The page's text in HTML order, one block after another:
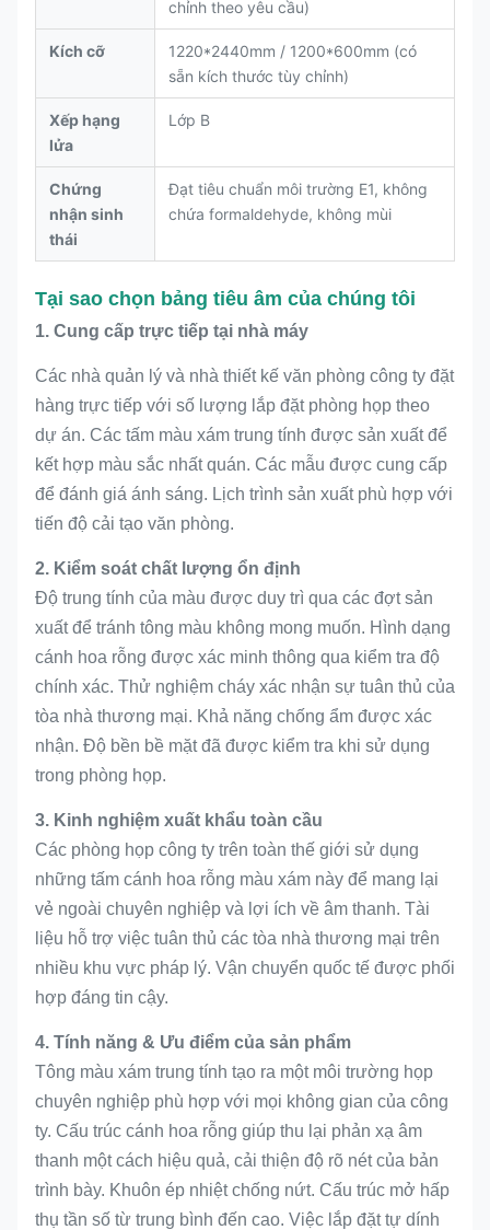
chỉnh theo yêu cầu)
Kích cỡ
1220*2440mm / 1200*600mm (có
sẵn kích thước tùy chỉnh)
Xếp hạng
lửa
Lớp B
Chứng
nhận sinh
thái
Đạt tiêu chuẩn môi trường E1, không
chứa formaldehyde, không mùi
Tại sao chọn bảng tiêu âm của chúng tôi
1. Cung cấp trực tiếp tại nhà máy
Các nhà quản lý và nhà thiết kế văn phòng công ty đặt
hàng trực tiếp với số lượng lắp đặt phòng họp theo
dự án. Các tấm màu xám trung tính được sản xuất để
kết hợp màu sắc nhất quán. Các mẫu được cung cấp
để đánh giá ánh sáng. Lịch trình sản xuất phù hợp với
tiến độ cải tạo văn phòng.
2. Kiểm soát chất lượng ổn định
Độ trung tính của màu được duy trì qua các đợt sản
xuất để tránh tông màu không mong muốn. Hình dạng
cánh hoa rỗng được xác minh thông qua kiểm tra độ
chính xác. Thử nghiệm cháy xác nhận sự tuân thủ của
tòa nhà thương mại. Khả năng chống ẩm được xác
nhận. Độ bền bề mặt đã được kiểm tra khi sử dụng
trong phòng họp.
3. Kinh nghiệm xuất khẩu toàn cầu
Các phòng họp công ty trên toàn thế giới sử dụng
những tấm cánh hoa rỗng màu xám này để mang lại
vẻ ngoài chuyên nghiệp và lợi ích về âm thanh. Tài
liệu hỗ trợ việc tuân thủ các tòa nhà thương mại trên
nhiều khu vực pháp lý. Vận chuyển quốc tế được phối
hợp đáng tin cậy.
4. Tính năng & Ưu điểm của sản phẩm
Tông màu xám trung tính tạo ra một môi trường họp
chuyên nghiệp phù hợp với mọi không gian của công
ty. Cấu trúc cánh hoa rỗng giúp thu lại phản xạ âm
thanh một cách hiệu quả, cải thiện độ rõ nét của bản
trình bày. Khuôn ép nhiệt chống nứt. Cấu trúc mở hấp
thụ tần số từ trung bình đến cao. Việc lắp đặt tự dính